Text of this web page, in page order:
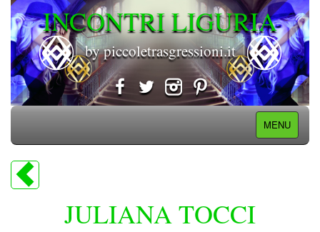
INCONTRI LIGURIA
by piccoletrasgressioni.it
MENU
JULIANA TOCCI